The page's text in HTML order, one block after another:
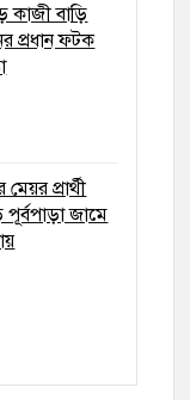
কাজী বাড়ি
প্রধান ফটক
প্রার্থী
জামে